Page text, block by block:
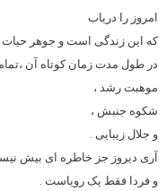
امروز را دریاب
که این زندگی است و جوهر حیات
در طول مدت زمان کوتاه آن
موهبت رشد ،
شکوه جنبش ،
و جلال زیبایی .
آری دیروز جز خاطره ای بیش
و فردا فقط یک رویاست .